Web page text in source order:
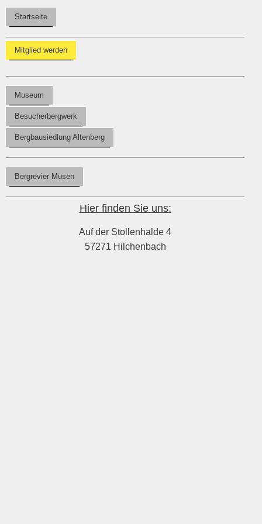
Startseite
Mitglied werden
Museum
Besucherbergwerk
Bergbausiedlung Altenberg
Bergrevier Müsen
Hier finden Sie uns:
Auf der Stollenhalde 4
57271 Hilchenbach